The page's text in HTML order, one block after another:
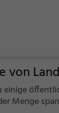
von
Menge